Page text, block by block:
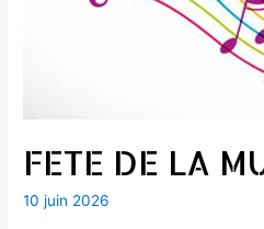
FETE DE LA
10 juin 2026